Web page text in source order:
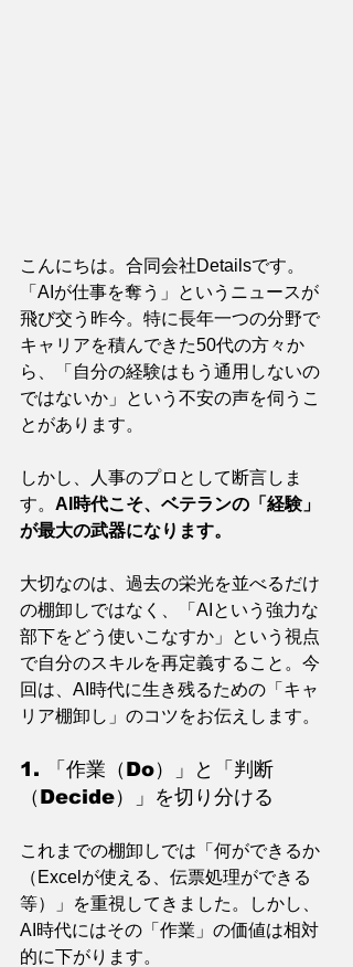
こんにちは。合同会社Detailsです。
「AIが仕事を奪う」というニュースが
飛び交う昨今。特に長年一つの分野で
キャリアを積んできた50代の方々か
ら、「自分の経験はもう通用しないの
ではないか」という不安の声を伺うこ
とがあります。
しかし、人事のプロとして断言しま
す。 AI時代こそ、ベテランの「経験」
が最大の武器になります。
大切なのは、過去の栄光を並べるだけ
の棚卸しではなく、「AIという強力な
部下をどう使いこなすか」という視点
で自分のスキルを再定義すること。今
回は、AI時代に生き残るための「キャ
リア棚卸し」のコツをお伝えします。
1. 「作業（Do）」と「判断
（Decide）」を切り分ける
これまでの棚卸しでは「何ができるか
（Excelが使える、伝票処理ができる
等）」を重視してきました。しかし、
AI時代にはその「作業」の価値は相対
的に下がります。